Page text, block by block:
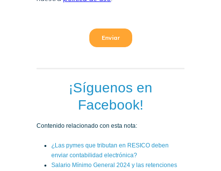
¡Síguenos en
Facebook!
Contenido relacionado con esta nota:
¿Las pymes que tributan en RESICO deben
enviar contabilidad electrónica?
Salario Mínimo General 2024 y las retenciones